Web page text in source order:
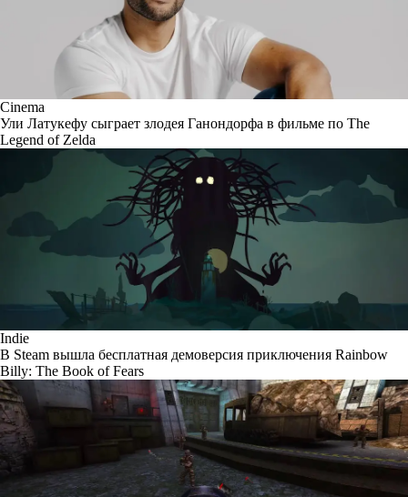
Cinema
Ули Латукефу сыграет злодея Ганондорфа в фильме по The
Legend of Zelda
Indie
В Steam вышла бесплатная демоверсия приключения Rainbow
Billy: The Book of Fears